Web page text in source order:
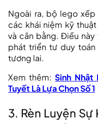
Ngoài ra, bộ lego
các khái niệm kỹ
và cân bằng. Điều
phát triển tư duy
tương lai.
Xem thêm:Sinh Nhật
Tuyết Là Lựa Chọn Số 1
3. Rèn Luyện Sự